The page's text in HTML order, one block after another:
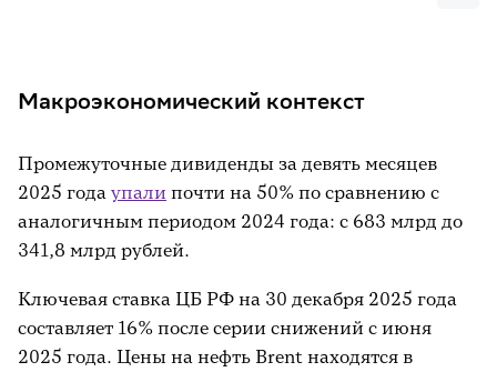
Макроэкономический контекст
Промежуточные дивиденды за девять месяцев
2025 года упали почти на 50% по сравнению с
аналогичным периодом 2024 года: с 683 млрд до
341,8 млрд рублей.
Ключевая ставка ЦБ РФ на 30 декабря 2025 года
составляет 16% после серии снижений с июня
2025 года. Цены на нефть Brent находятся в